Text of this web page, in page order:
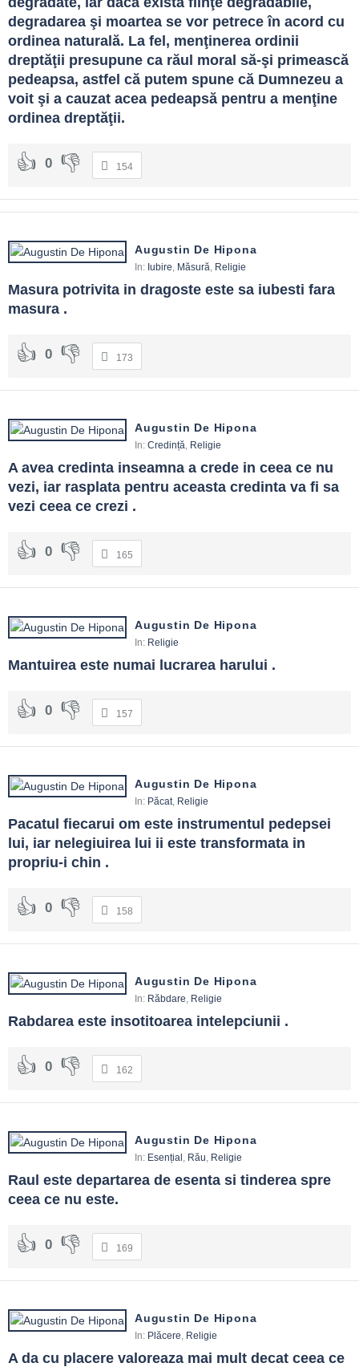
degradarea şi moartea se vor petrece în acord cu
ordinea naturală. La fel, menţinerea ordinii
dreptăţii presupune ca răul moral să-şi primească
pedeapsa, astfel că putem spune că Dumnezeu a
voit şi a cauzat acea pedeapsă pentru a menţine
ordinea dreptăţii.
0 154
Augustin De Hipona
In: Iubire Măsură Religie
Masura potrivita in dragoste este sa iubesti fara
masura .
0 173
Augustin De Hipona
In: Credință Religie
A avea credinta inseamna a crede in ceea ce nu
vezi, iar rasplata pentru aceasta credinta va fi sa
vezi ceea ce crezi .
0 165
Augustin De Hipona
In: Religie
Mantuirea este numai lucrarea harului .
0 157
Augustin De Hipona
In: Păcat Religie
Pacatul fiecarui om este instrumentul pedepsei
lui, iar nelegiuirea lui ii este transformata in
propriu-i chin .
0 158
Augustin De Hipona
In: Răbdare Religie
Rabdarea este insotitoarea intelepciunii .
0 162
Augustin De Hipona
In: Esențial Rău Religie
Raul este departarea de esenta si tinderea spre
ceea ce nu este.
0 169
Augustin De Hipona
In: Plăcere Religie
A da cu placere valoreaza mai mult decat ceea ce